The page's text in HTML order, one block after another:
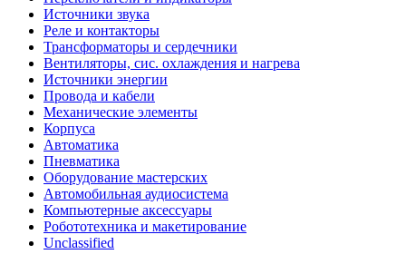
Источники звука
Реле и контакторы
Трансформаторы и сердечники
Вентиляторы, сис. охлаждения и нагрева
Источники энергии
Провода и кабели
Механические элементы
Корпуса
Автоматика
Пневматика
Оборудование мастерских
Автомобильная аудиосистема
Компьютерные аксессуары
Робототехника и макетирование
Unclassified